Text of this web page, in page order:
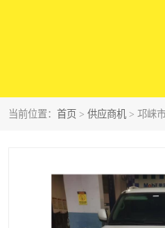
当前位置： 首页 > 供应商机 > 邛崃